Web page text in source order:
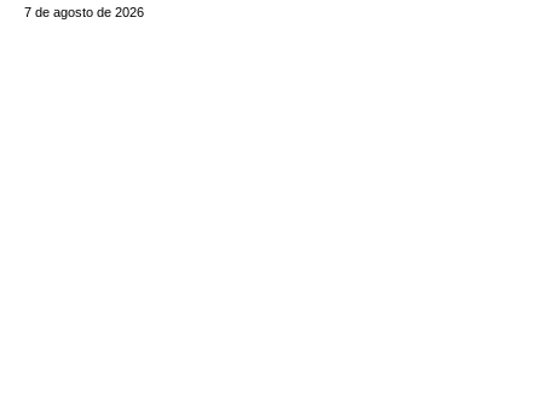
7 de agosto de 2026